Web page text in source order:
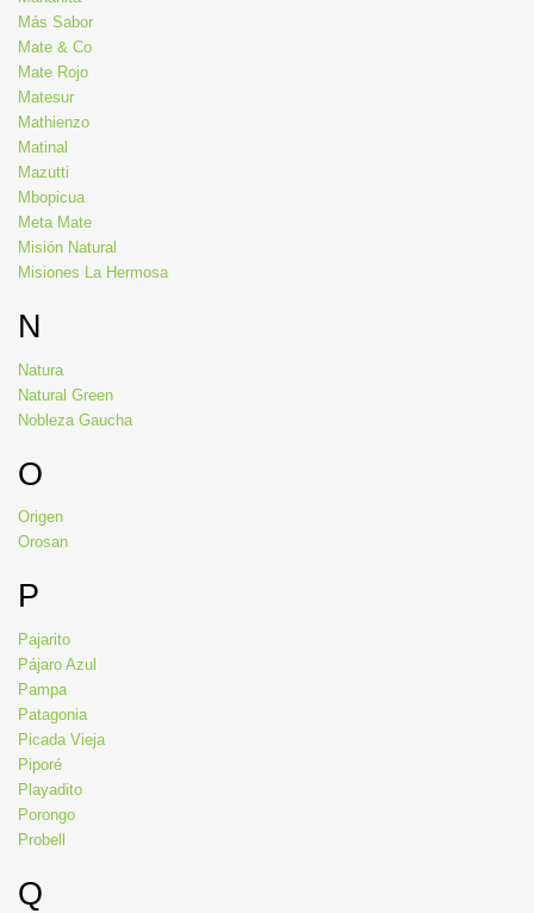
Más Sabor
Mate & Co
Mate Rojo
Matesur
Mathienzo
Matinal
Mazutti
Mbopicua
Meta Mate
Misión Natural
Misiones La Hermosa
N
Natura
Natural Green
Nobleza Gaucha
O
Origen
Orosan
P
Pajarito
Pájaro Azul
Pampa
Patagonia
Picada Vieja
Piporé
Playadito
Porongo
Probell
Q